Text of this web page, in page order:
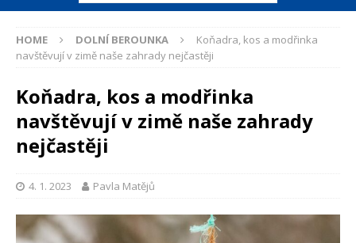
HOME DOLNÍ BEROUNKA
Koňadra, kos a modřinka
navštěvují v zimě naše zahrady nejčastěji
Koňadra, kos a modřinka
navštěvují v zimě naše zahrady
nejčastěji
4. 1. 2023 Pavla Matějů